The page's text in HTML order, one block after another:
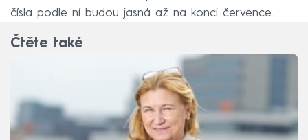
čísla podle ní budou jasná až na konci července.
Čtěte také